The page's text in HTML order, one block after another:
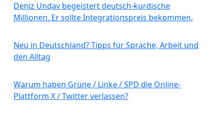
Deniz Undav begeistert deutsch-kurdische
Millionen. Er sollte Integrationspreis bekommen.
Neu in Deutschland? Tipps für Sprache, Arbeit und
den Alltag
Warum haben Grüne / Linke / SPD die Online-
Plattform X / Twitter verlassen?